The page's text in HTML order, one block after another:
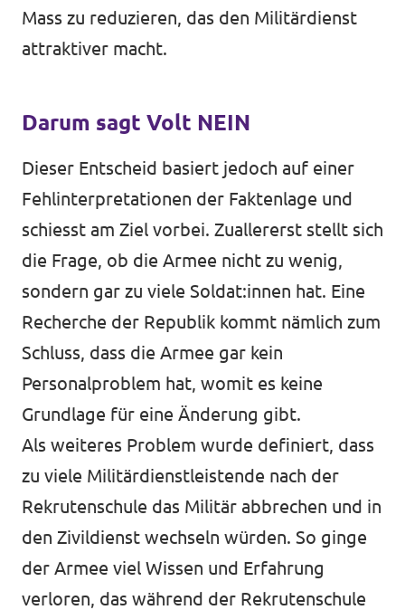
Mass zu reduzieren, das den Militärdienst
attraktiver macht.
Darum sagt Volt NEIN
Dieser Entscheid basiert jedoch auf einer
Fehlinterpretationen der Faktenlage und
schiesst am Ziel vorbei. Zuallererst stellt sich
die Frage, ob die Armee nicht zu wenig,
sondern gar zu viele Soldat:innen hat. Eine
Recherche der Republik kommt nämlich zum
Schluss, dass die Armee gar kein
Personalproblem hat, womit es keine
Grundlage für eine Änderung gibt.
Als weiteres Problem wurde definiert, dass
zu viele Militärdienstleistende nach der
Rekrutenschule das Militär abbrechen und in
den Zivildienst wechseln würden. So ginge
der Armee viel Wissen und Erfahrung
verloren, das während der Rekrutenschule